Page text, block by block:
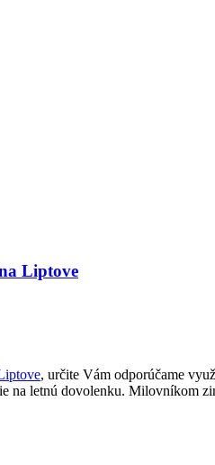
Liptove
, určite Vám odporúčame
na letnú dovolenku. Milovníkom